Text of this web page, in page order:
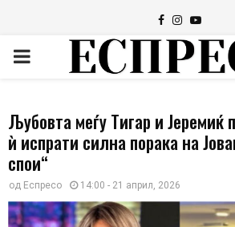
Facebook
Instagram
PRIMARY
Љубовта меѓу Тигар и Јеремиќ
ѝ испрати силна порака на
спои“
од Еспресо 14:00 - 21 април, 2026